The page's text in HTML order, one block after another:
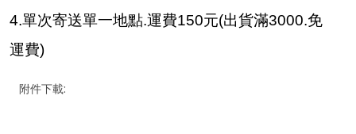
4.單次寄送單一地點.運費150元(出貨滿3000.免
運費)
附件下載: